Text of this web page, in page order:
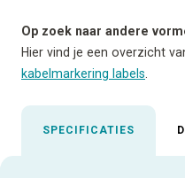
Op zoek naar andere
Hier vind je een overzicht
kabelmarkering labels
SPECIFICATIES